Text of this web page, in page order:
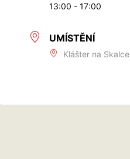
13:00 - 17:00
UMÍSTĚNÍ
Klášter na Skalce